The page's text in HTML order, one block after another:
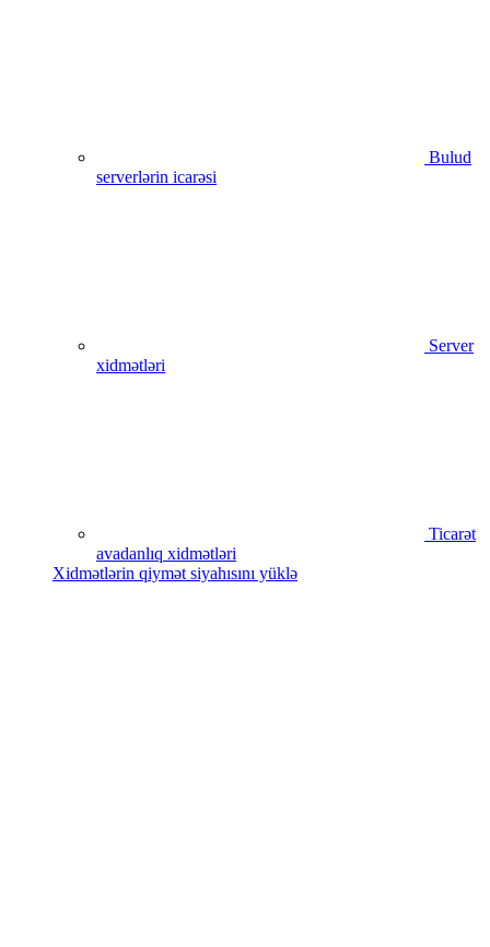
Bulud
serverlərin icarəsi
Server
xidmətləri
Ticarət
avadanlıq xidmətləri
Xidmətlərin qiymət siyahısını yüklə